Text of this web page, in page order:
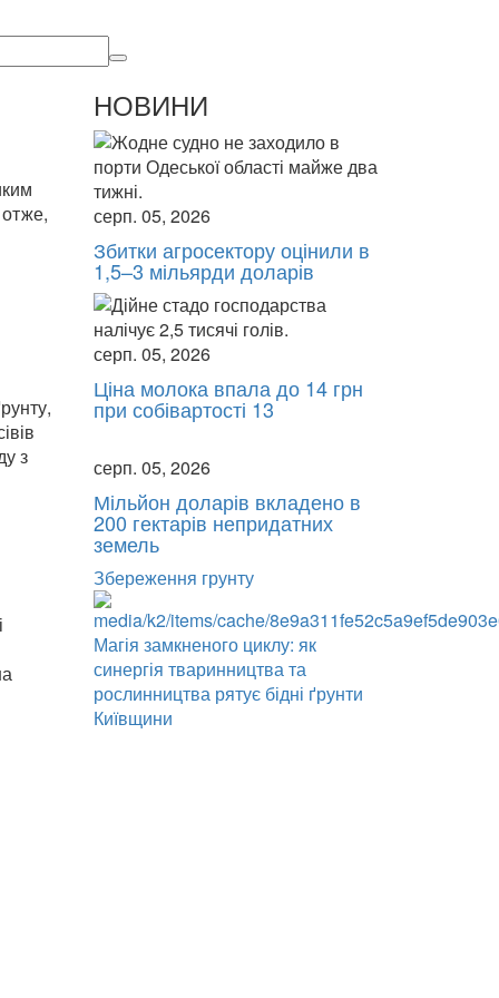
з
НОВИНИ
серп. 05, 2026
Збитки агросектору оцінили в
1,5–3 мільярди доларів
серп. 05, 2026
Ціна молока впала до 14 грн
при собівартості 13
серп. 05, 2026
Мільйон доларів вкладено в
200 гектарів непридатних
земель
Збереження грунту
Магія замкненого циклу: як
синергія тваринництва та
рослинництва рятує бідні ґрунти
Київщини